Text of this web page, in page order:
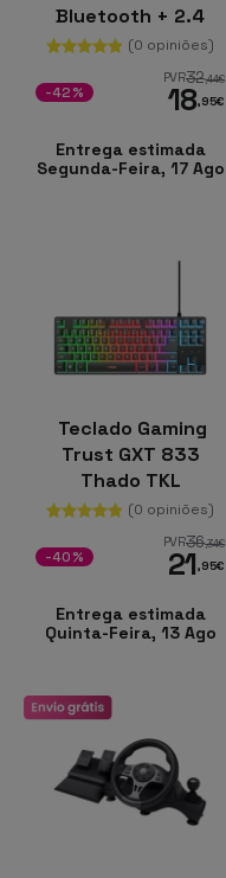
Bluetooth + 2.4
GHz(0 opiniões)
PVR32,44€
18,95€
-42%
Entrega estimada
Segunda-Feira, 17 Ago
Teclado Gaming
Trust GXT 833
Thado TKL
Membrana TKL RGB
Espanhol 87 Teclas
(0 opiniões)
PVR36,34€
21,95€
-40%
Entrega estimada
Quinta-Feira, 13 Ago